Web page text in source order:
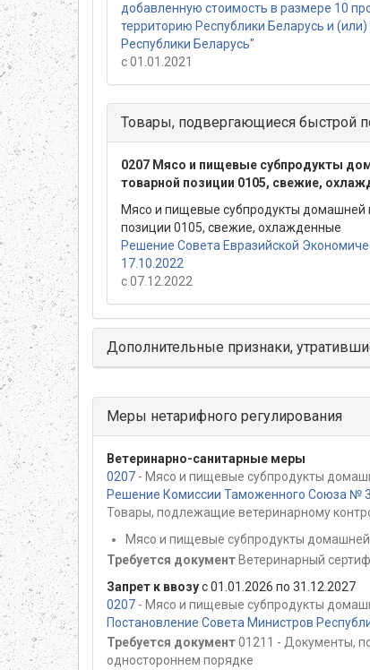
добавленную стоимость в размере 10
территорию Республики Беларусь и
Республики Беларусь"
с 01.01.2021
Товары, подвергающиеся быстрой
0207 Мясо и пищевые субпродукты
товарной позиции 0105, свежие,
Мясо и пищевые субпродукты домашней
позиции 0105, свежие, охлажденные
Решение Совета Евразийской
17.10.2022
с 07.12.2022
Дополнительные признаки,
Меры нетарифного регулирования
Ветеринарно-санитарные меры
0207 - Мясо и пищевые субпродукты
Решение Комиссии Таможенного Союза №
Товары, подлежащие ветеринарному
Мясо и пищевые субпродукты
Требуется документ Ветеринарный
Запрет к ввозус 01.01.2026 по 31.12.2027
0207 - Мясо и пищевые субпродукты
Постановление Совета Министров
Требуется документ01211 - Документы,
одностороннем порядке